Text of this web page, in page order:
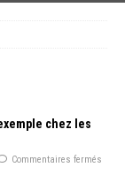
chez les
Commentaires fermés